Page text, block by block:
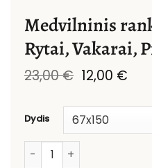
Medvilninis
Rytai, Vakarai,
23,00€ Original
price
23,00 €.
12,00 €
Dydis
produkto kiekis: